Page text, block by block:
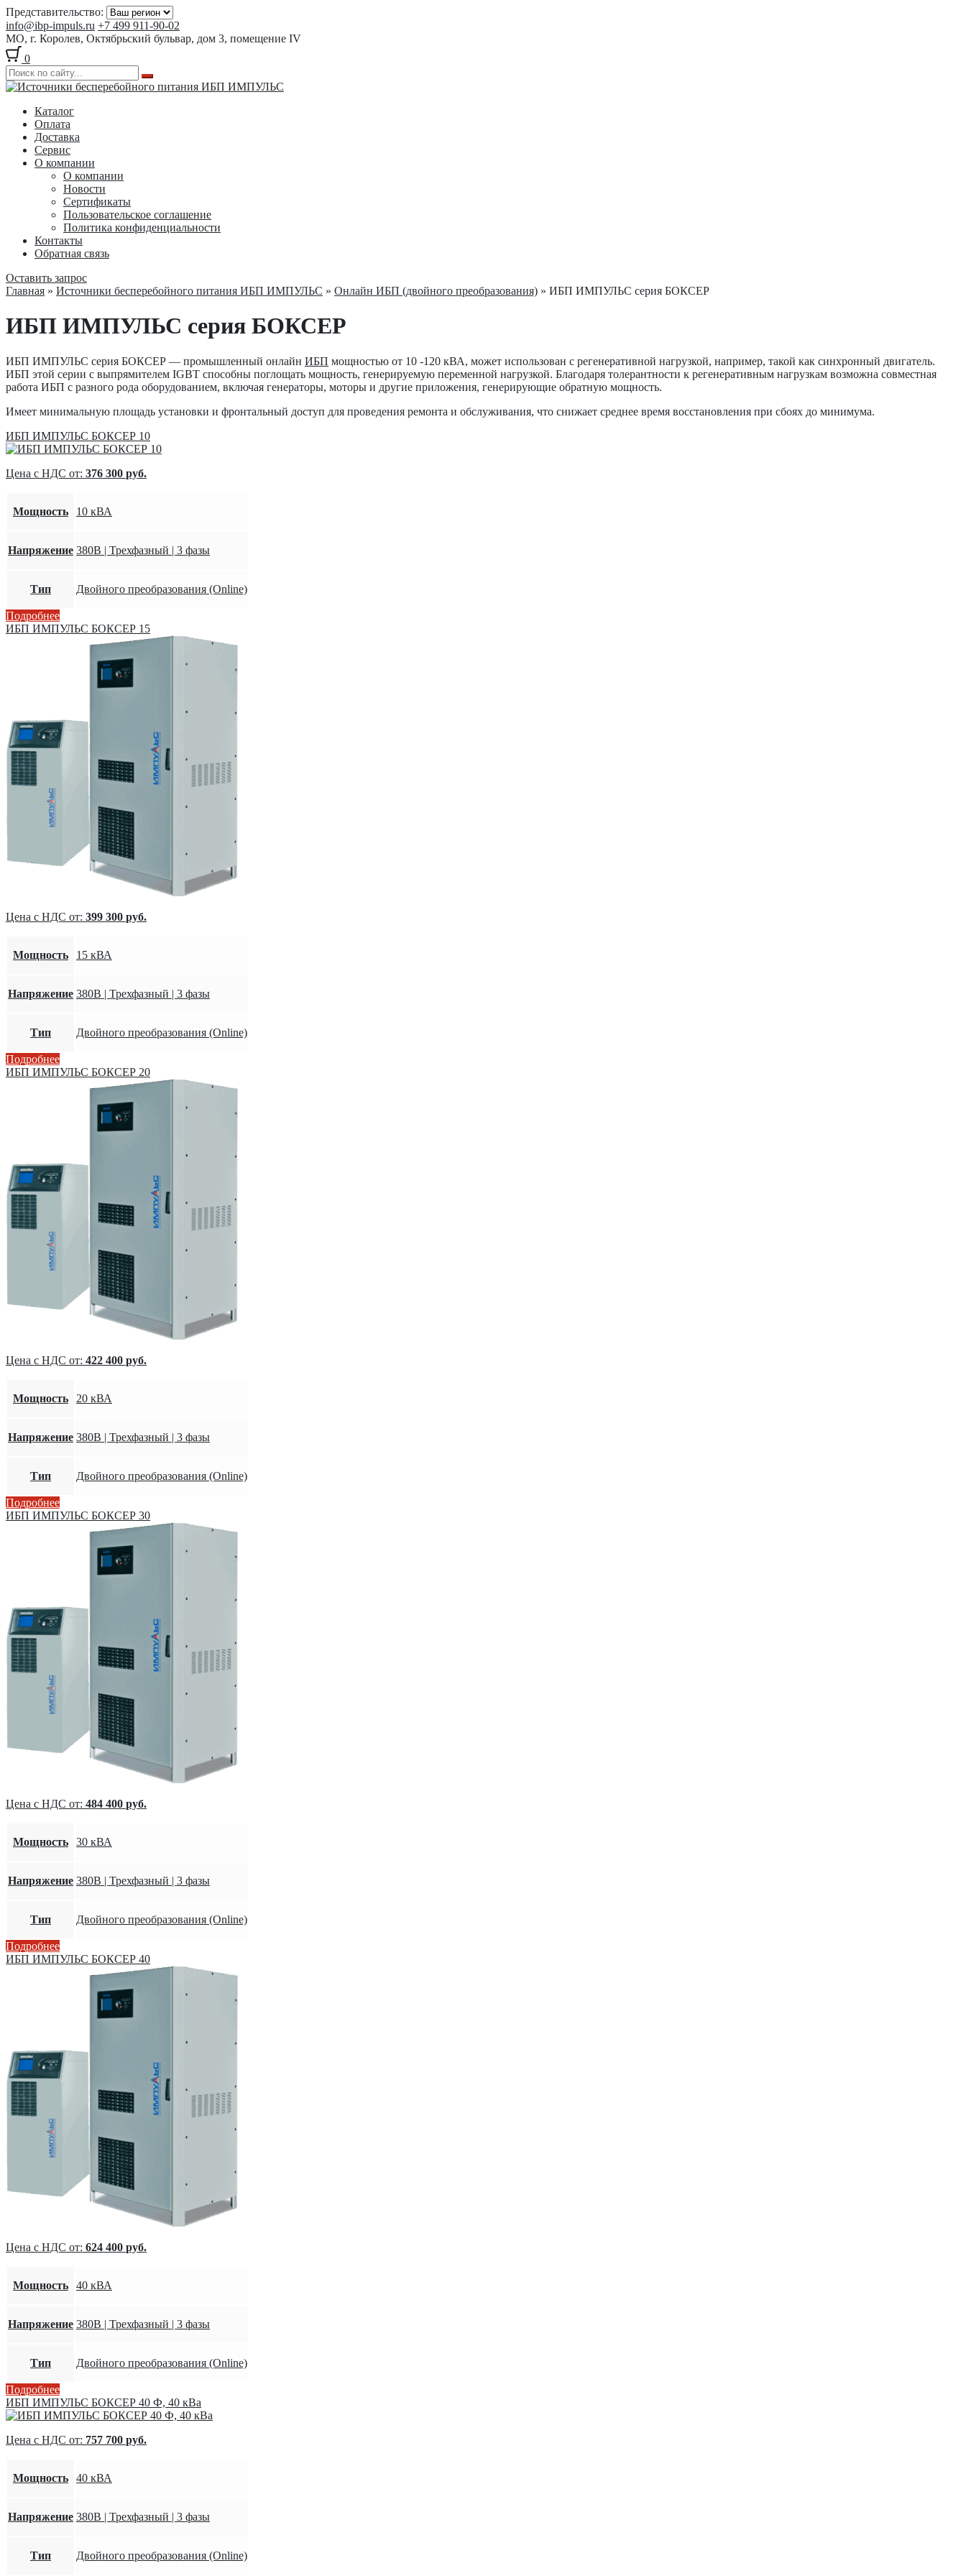
Представительство:
info@ibp-impuls.ru +7 499 911-90-02
МО, г. Королев, Октябрьский бульвар, дом 3, помещение IV
0
Перейти
навигации
Перейти
содержимому
Каталог
Оплата
Доставка
Сервис
О компании
О компании
Новости
Сертификаты
Пользовательское соглашение
Политика конфиденциальности
Контакты
Обратная связь
Оставить запрос
Главная » Источники бесперебойного питания ИБП ИМПУЛЬС » Онлайн ИБП (двойного преобразования) » ИБП ИМПУЛЬС серия БОКСЕР
ИБП ИМПУЛЬС серия БОКСЕР
ИБП ИМПУЛЬС серия БОКСЕР — промышленный онлайн ИБП мощностью от 10 -120 кВА, может использован с регенеративной нагрузкой, например, такой как синхронный двигатель.
ИБП этой серии с выпрямителем IGBT способны поглощать мощность, генерируемую переменной нагрузкой. Благодаря толерантности к регенеративным нагрузкам возможна совместная
работа ИБП с разного рода оборудованием, включая генераторы, моторы и другие приложения, генерирующие обратную мощность.
Имеет минимальную площадь установки и фронтальный доступ для проведения ремонта и обслуживания, что снижает среднее время восстановления при сбоях до минимума.
ИБП ИМПУЛЬС БОКСЕР 10
Цена с НДС от: 376 300 руб.
Мощность 10 кВА
Напряжение 380В | Трехфазный | 3 фазы
Тип Двойного преобразования (Online)
Подробнее
ИБП ИМПУЛЬС БОКСЕР 15
Цена с НДС от: 399 300 руб.
Мощность 15 кВА
Напряжение 380В | Трехфазный | 3 фазы
Тип Двойного преобразования (Online)
Подробнее
ИБП ИМПУЛЬС БОКСЕР 20
Цена с НДС от: 422 400 руб.
Мощность 20 кВА
Напряжение 380В | Трехфазный | 3 фазы
Тип Двойного преобразования (Online)
Подробнее
ИБП ИМПУЛЬС БОКСЕР 30
Цена с НДС от: 484 400 руб.
Мощность 30 кВА
Напряжение 380В | Трехфазный | 3 фазы
Тип Двойного преобразования (Online)
Подробнее
ИБП ИМПУЛЬС БОКСЕР 40
Цена с НДС от: 624 400 руб.
Мощность 40 кВА
Напряжение 380В | Трехфазный | 3 фазы
Тип Двойного преобразования (Online)
Подробнее
ИБП ИМПУЛЬС БОКСЕР 40 Ф, 40 кВа
Цена с НДС от: 757 700 руб.
Мощность 40 кВА
Напряжение 380В | Трехфазный | 3 фазы
Тип Двойного преобразования (Online)